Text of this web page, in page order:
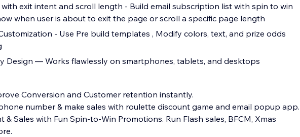
with exit intent and scroll length - Build email subscription list with spin to win
when user is about to exit the page or scroll a specific page length
- Use Pre build templates , Modify colors, text, and prize odds
Design — Works flawlessly on smartphones, tablets, and desktops
Conversion and Customer retention instantly.
number & make sales with roulette discount game and email popup app.
& Sales with Fun Spin-to-Win Promotions. Run Flash sales, BFCM, Xmas